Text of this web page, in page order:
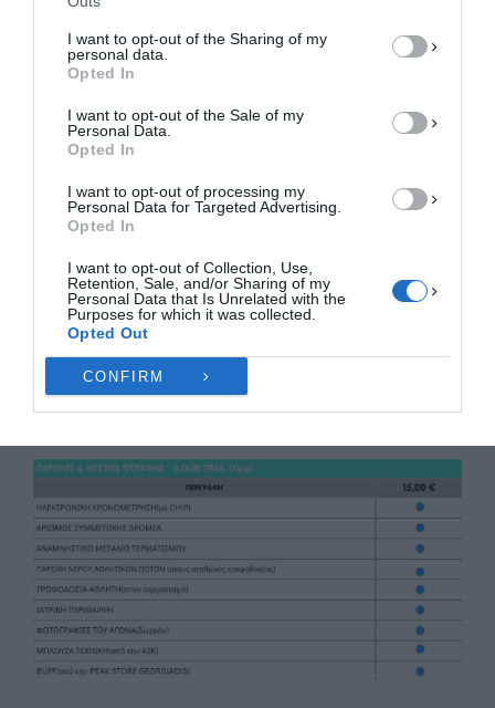
I want to opt-out of the Sharing of my
personal data.
Opted In
I want to opt-out of the Sale of my
Personal Data.
Opted In
I want to opt-out of processing my
Personal Data for Targeted Advertising.
Opted In
I want to opt-out of Collection, Use,
Retention, Sale, and/or Sharing of my
Personal Data that Is Unrelated with the
Purposes for which it was collected.
Opted Out
CONFIRM
ΠΡΟΒΟΛΉ ΠΡΟΤΙΜΉΣΕΩΝ
Πολιτική Cookies
Σταθμός Κουκουβίτσα στα 15 χλμ.: Νερό
Εγγραφές – Κόστος συμμετοχής
Παρακαλούνται οι αθλητές που θα κάνουν εγγραφή
να γράψουν το ονοματεπώνυμό τους με ΚΕΦΑΛΑΙΑ
ΛΑΤΙΝΙΚΑ καθώς επίσης αν γνωρίζει και τον κωδικό
του ITRA (InternationalTrailRunningAssociation)(θα
υπάρχει στην φόρμα εγγραφής πεδίο να γράψει και
τον κωδικό του για να γίνει ποιο εύκολα η
βαθμολογία τους στην ITRA
(InternationalTrailRunningAssociation)
ΠΑΡΟΧΕΣ & ΚΟΣΤΟΣ ΕΓΓΡΑΦΗΣ(LOUKITRAIL 17χλμ)